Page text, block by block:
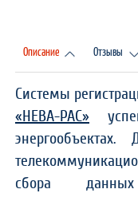
Описание Отзывы
Системы
«НЕВА-РАС»
сбора